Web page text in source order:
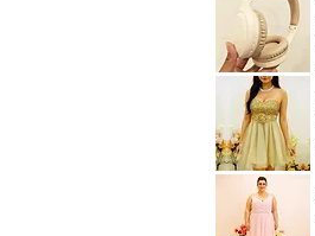
Chocolate
Liqueur
Liquor
Bottles
073026
Lenovo
Wireless
Bluetooth
Headphones
with
Headwear
Earmuffs
Speechless
Sleeveless
Sparkly
Sequin